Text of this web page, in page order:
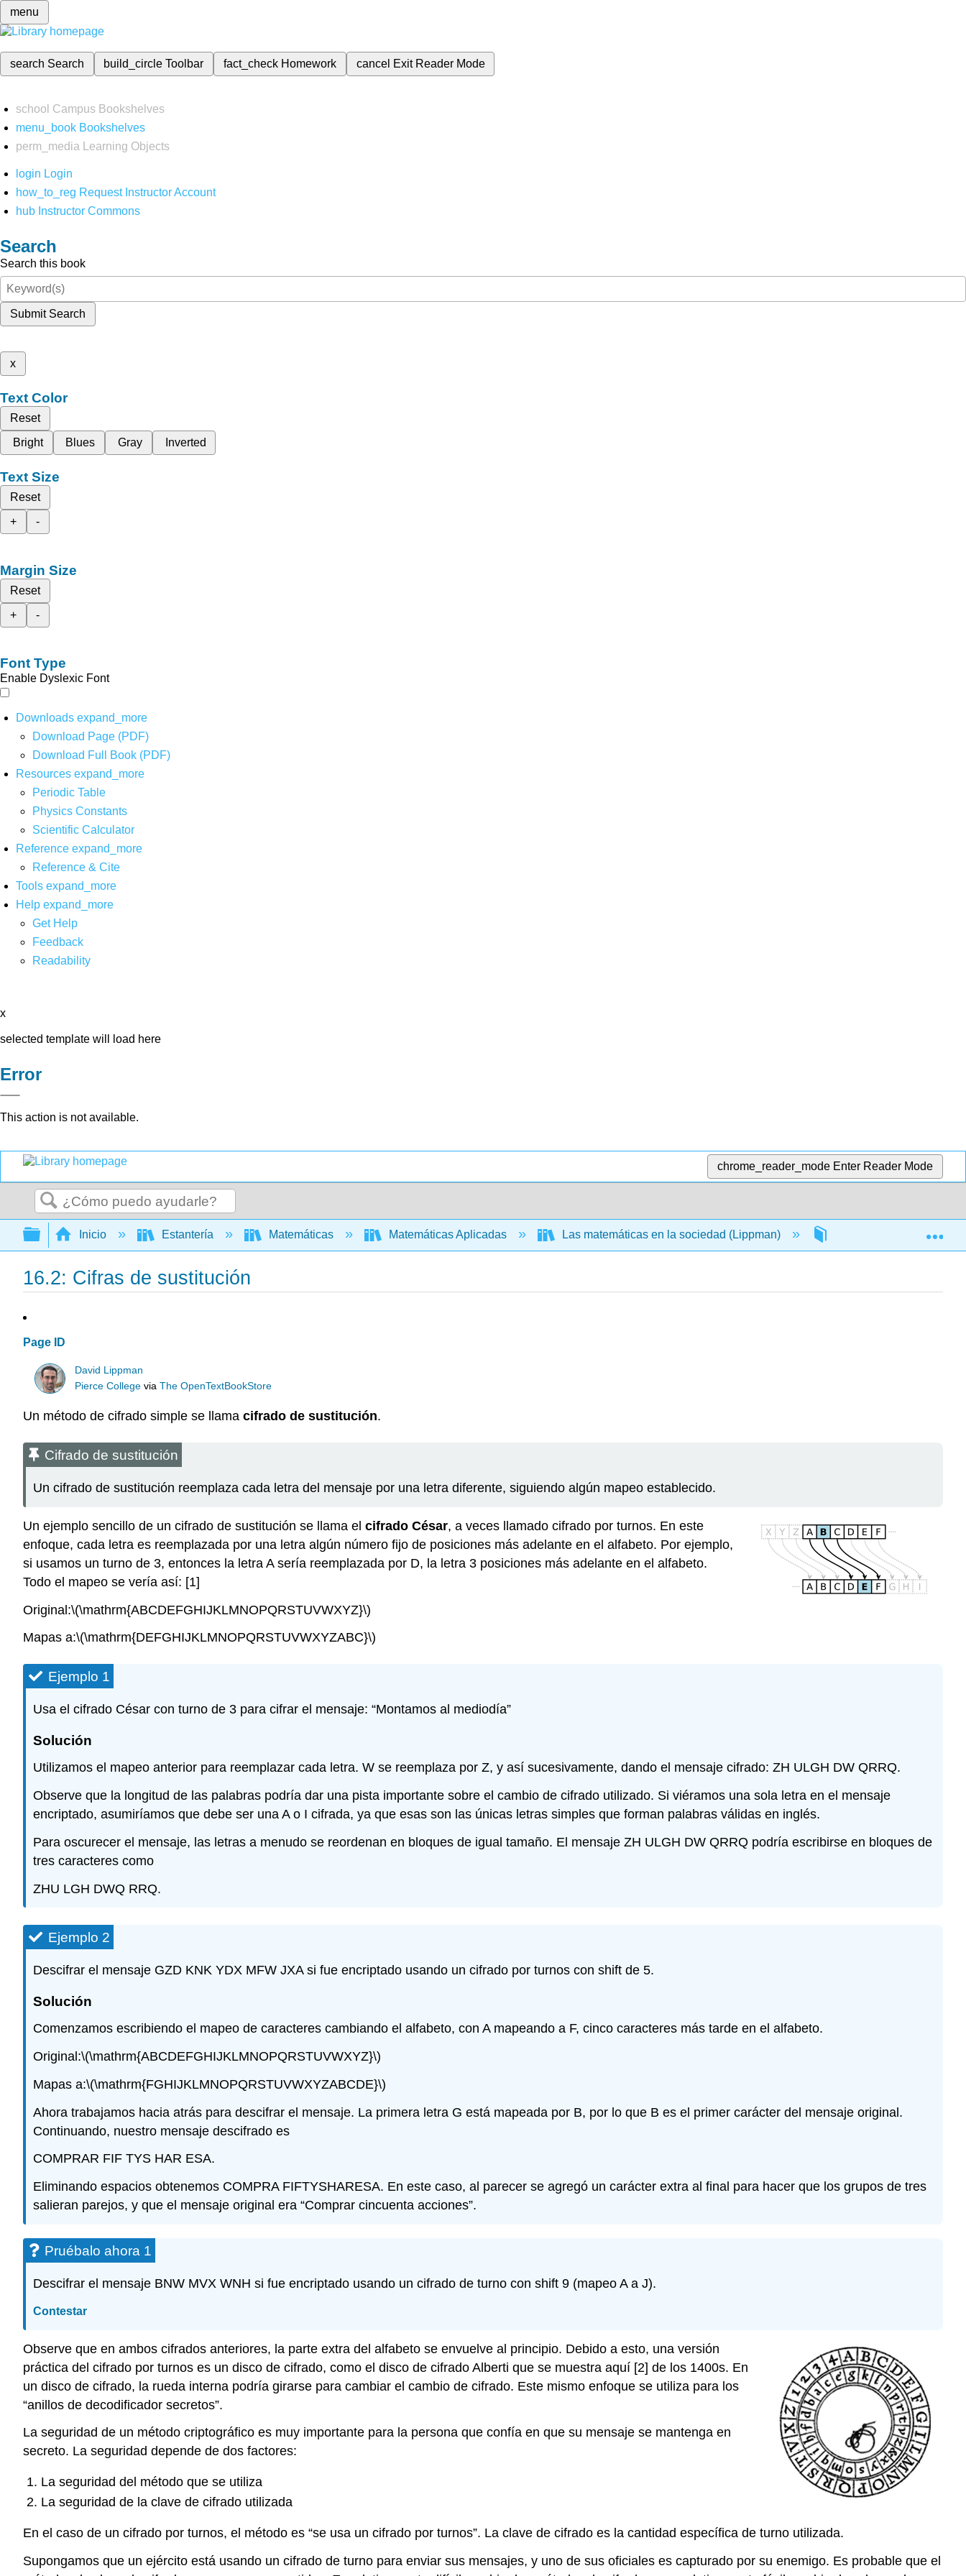
menu
search Search build_circleToolbar fact_check Homework cancel Exit Reader Mode
school Campus Bookshelves
menu_book Bookshelves
perm_media
Learning Objects
login Login
how_to_reg Request Instructor Account
hub Instructor Commons
Search
Search this book
Submit Search
x
Text Color
Reset
Bright
Blues Gray Inverted
Text Size
Reset
+
-
Margin Size
Reset
+
-
Font Type
Enable Dyslexic Font
Downloads expand_more
Download Page (PDF)
Download Full Book (PDF)
Resources expand_more
Periodic Table
Physics Constants
Scientific Calculator
Reference expand_more
Reference & Cite
Tools expand_more
Help expand_more
Get Help
Feedback
Readability
x
selected template will load here
Error
This action is not available.
chrome_reader_mode Enter Reader Mode
Buscar
Expandir/contraer jerarquía global
Inicio Estantería Matemáticas Matemáticas Aplicadas Las matemáticas en la sociedad (Lippman)
16.2: Cifras de sustitución
Page ID
David Lippman
Pierce College viaThe OpenTextBookStore
Un método de cifrado simple se llama cifrado de sustitución.
Cifrado de sustitución
Un cifrado de sustitución reemplaza cada letra del mensaje por una letra diferente, siguiendo algún mapeo establecido.
Un ejemplo sencillo de un cifrado de sustitución se llama el cifrado César, a veces llamado cifrado por turnos. En este
enfoque, cada letra es reemplazada por una letra algún número fijo de posiciones más adelante en el alfabeto. Por ejemplo,
si usamos un turno de 3, entonces la letra A sería reemplazada por D, la letra 3 posiciones más adelante en el alfabeto.
Todo el mapeo se vería así: [1]
Original:\(\mathrm{ABCDEFGHIJKLMNOPQRSTUVWXYZ}\)
Mapas a:\(\mathrm{DEFGHIJKLMNOPQRSTUVWXYZABC}\)
Ejemplo 1
Usa el cifrado César con turno de 3 para cifrar el mensaje: “Montamos al mediodía”
Solución
Utilizamos el mapeo anterior para reemplazar cada letra. W se reemplaza por Z, y así sucesivamente, dando el mensaje cifrado: ZH ULGH DW QRRQ.
Observe que la longitud de las palabras podría dar una pista importante sobre el cambio de cifrado utilizado. Si viéramos una sola letra en el mensaje
encriptado, asumiríamos que debe ser una A o I cifrada, ya que esas son las únicas letras simples que forman palabras válidas en inglés.
Para oscurecer el mensaje, las letras a menudo se reordenan en bloques de igual tamaño. El mensaje ZH ULGH DW QRRQ podría escribirse en bloques de
tres caracteres como
ZHU LGH DWQ RRQ.
Ejemplo 2
Descifrar el mensaje GZD KNK YDX MFW JXA si fue encriptado usando un cifrado por turnos con shift de 5.
Solución
Comenzamos escribiendo el mapeo de caracteres cambiando el alfabeto, con A mapeando a F, cinco caracteres más tarde en el alfabeto.
Original:\(\mathrm{ABCDEFGHIJKLMNOPQRSTUVWXYZ}\)
Mapas a:\(\mathrm{FGHIJKLMNOPQRSTUVWXYZABCDE}\)
Ahora trabajamos hacia atrás para descifrar el mensaje. La primera letra G está mapeada por B, por lo que B es el primer carácter del mensaje original.
Continuando, nuestro mensaje descifrado es
COMPRAR FIF TYS HAR ESA.
Eliminando espacios obtenemos COMPRA FIFTYSHARESA. En este caso, al parecer se agregó un carácter extra al final para hacer que los grupos de tres
salieran parejos, y que el mensaje original era “Comprar cincuenta acciones”.
Pruébalo ahora 1
Descifrar el mensaje BNW MVX WNH si fue encriptado usando un cifrado de turno con shift 9 (mapeo A a J).
Contestar
Observe que en ambos cifrados anteriores, la parte extra del alfabeto se envuelve al principio. Debido a esto, una versión
práctica del cifrado por turnos es un disco de cifrado, como el disco de cifrado Alberti que se muestra aquí [2] de los 1400s. En
un disco de cifrado, la rueda interna podría girarse para cambiar el cambio de cifrado. Este mismo enfoque se utiliza para los
“anillos de decodificador secretos”.
La seguridad de un método criptográfico es muy importante para la persona que confía en que su mensaje se mantenga en
secreto. La seguridad depende de dos factores:
La seguridad del método que se utiliza
La seguridad de la clave de cifrado utilizada
En el caso de un cifrado por turnos, el método es “se usa un cifrado por turnos”. La clave de cifrado es la cantidad específica de turno utilizada.
Supongamos que un ejército está usando un cifrado de turno para enviar sus mensajes, y uno de sus oficiales es capturado por su enemigo. Es probable que el